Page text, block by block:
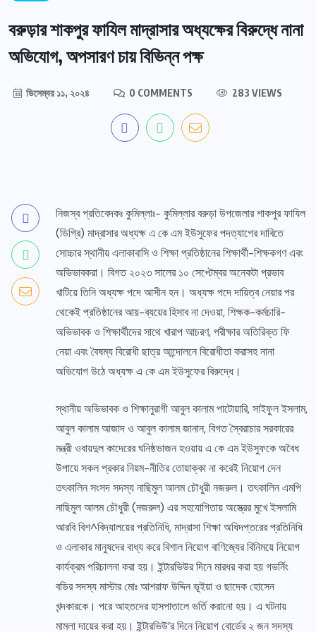
বরুড়ার শাকপুর ফাযিল মাদ্রাসার অধ্যক্ষের বিরুদ্ধে নানা
অভিযোগ, অপসারণ চায় বিভিন্ন পক্ষ
ডিসেম্বর ১১, ২০২৪ 0 COMMENTS 283 VIEWS
নিজস্ব প্রতিবেদকঃ কুমিল্লাঃ- কুমিল্লার বরুড়া উপজেলার শাকপুর ফাযিল
(ডিগ্রি) মাদ্রাসার অধ্যক্ষ এ কে এম ইউসুফের পদত্যাগের দাবিতে
সোচ্চার স্থানীয় এলাকাবাসি ও শিক্ষা প্রতিষ্ঠানের শিক্ষার্থী-শিক্ষকগণ এবং
অভিভাবকরা। বিগত২০২৩সালের ১০ সেপ্টেম্বর অনেকটা প্রভাব
খাটিয়ে তিনি অধ্যক্ষ পদে আসীন হন। অধ্যক্ষ পদে দায়িত্ব নেয়ার পর
থেকেই প্রতিষ্ঠানের আয়-ব্যয়ের হিসাব না দেওয়া, শিক্ষক-কর্মচারি-
অভিভাবক ও শিক্ষার্থীদের সাথে খারাপ আচরণ, পরীক্ষার অতিরিক্ত ফি
নেয়া এবং বৈষম্য বিরোধী ছাত্র আন্দোলনে বিরোধীতা করাসহ নানা
অভিযোগ উঠে অধ্যক্ষ এ কে এম ইউসুফের বিরুদ্ধে।
স্থানীয় অভিভাবক ও শিক্ষানুরাগী আবুল কালাম পাটোয়ারি, সাইফুল ইসলাম,
আবুল কালাম আজাদ ও আবুল কালাম জানান, বিগত স্বৈরাচার সরকারের
মন্ত্রী ওবায়দুল কাদেরের ঘনিষ্ঠভাজন হওয়ায় এ কে এম ইউসুফকে অবৈধ
উপায়ে সকল প্রকার নিয়ম-নীতির তোয়াক্কা না করেই নিয়োগ দেন
তৎকালিন সংসদ সদস্য নাছিমুল আলম চৌধুরী নজরুল। তৎকালিন এমপি
নাছিমুল আলম চৌধুরী (নজরুল) এর সহযোগিতায় অস্ত্রের মুখে ইসলামি
আরবি বিশ^বিদ্যালয়ের প্রতিনিধি, মাদ্রাসা শিক্ষা অধিদপ্তরের প্রতিনিধি
ও এলাকার মানুষদের বাধ্য করে বিশাল নিয়োগ বাণিজ্যের বিনিময়ে নিয়োগ
কার্যক্রম পরিচালনা করা হয়। ইন্টারভিউর দিনে মারধর করা হয় গভর্নিং
বডির সদস্য মাস্টার মোঃ আশরাফ উদ্দিন ভূইয়া ও ছাদেক হোসেন
খন্দকারকে। পরে আহতদের হাসপাতালে ভর্তি করানো হয়। এ ঘটনায়
মামলা দায়ের করা হয়। ইন্টারভিউ’র দিনে নিয়োগ বোর্ডের ২ জন সদস্য